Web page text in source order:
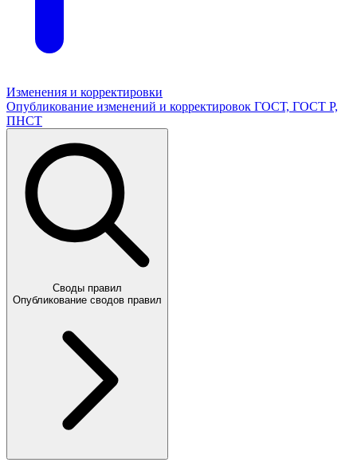
Изменения и корректировки
Опубликование изменений и корректировок ГОСТ, ГОСТ Р,
ПНСТ
Своды правил
Опубликование сводов правил